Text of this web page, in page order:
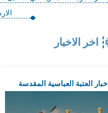
اخر الاخبار
اخبار العتبة العباسية المقدسة